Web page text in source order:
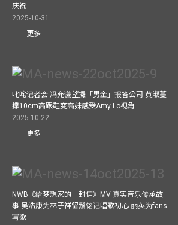
庆祝
2025-10-31
更多
叱咤记者会 冯允谦望攞「男金」报答公司 黄淑蔓
撑10cm高跟鞋变高妹感受Amy Lo视角
2025-10-22
更多
NWB《给梦想家的一封信》MV 真实音乐传承故
事 吴浩康为林子祥留鬚铭记唱歌初心 丽英为fans
写歌